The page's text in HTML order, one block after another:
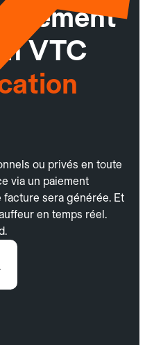
VTC
ou privés en toute
via un paiement
sera générée. Et
en temps réel.